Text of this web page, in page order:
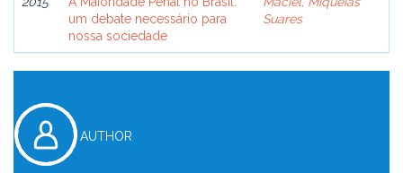
um debate necessário para
nossa sociedade
Suares
AUTHOR